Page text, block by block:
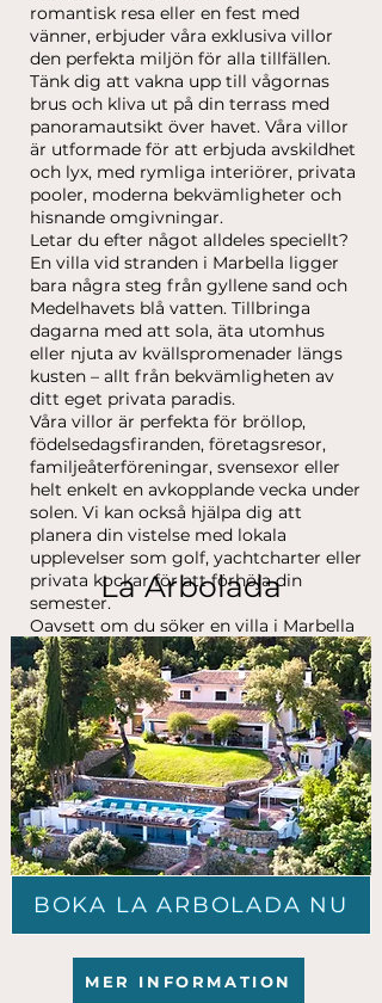
romantisk resa eller en fest med
vänner, erbjuder våra exklusiva villor
den perfekta miljön för alla tillfällen.
Tänk dig att vakna upp till vågornas
brus och kliva ut på din terrass med
panoramautsikt över havet. Våra villor
är utformade för att erbjuda avskildhet
och lyx, med rymliga interiörer, privata
pooler, moderna bekvämligheter och
hisnande omgivningar.
Letar du efter något alldeles speciellt?
En villa vid stranden i Marbella ligger
bara några steg från gyllene sand och
Medelhavets blå vatten. Tillbringa
dagarna med att sola, äta utomhus
eller njuta av kvällspromenader längs
kusten – allt från bekvämligheten av
ditt eget privata paradis.
Våra villor är perfekta för bröllop,
födelsedagsfiranden, företagsresor,
familjeåterföreningar, svensexor eller
helt enkelt en avkopplande vecka under
solen. Vi kan också hjälpa dig att
planera din vistelse med lokala
upplevelser som golf, yachtcharter eller
privata kockar för att förhöja din
semester.
Oavsett om du söker en villa i Marbella
med havsutsikt för lugn avkoppling
eller en villa vid stranden i Marbella för
direkt tillgång till strandlivet, hjälper vi
dig att hitta den perfekta fastigheten
skräddarsydd för dina behov.
Med vår erfarenhet och lokalkännedom
blir din vistelse smidig, personlig och
fylld av oförglömliga stunder.
La Arbolada
BOKA LA ARBOLADA NU
MER INFORMATION